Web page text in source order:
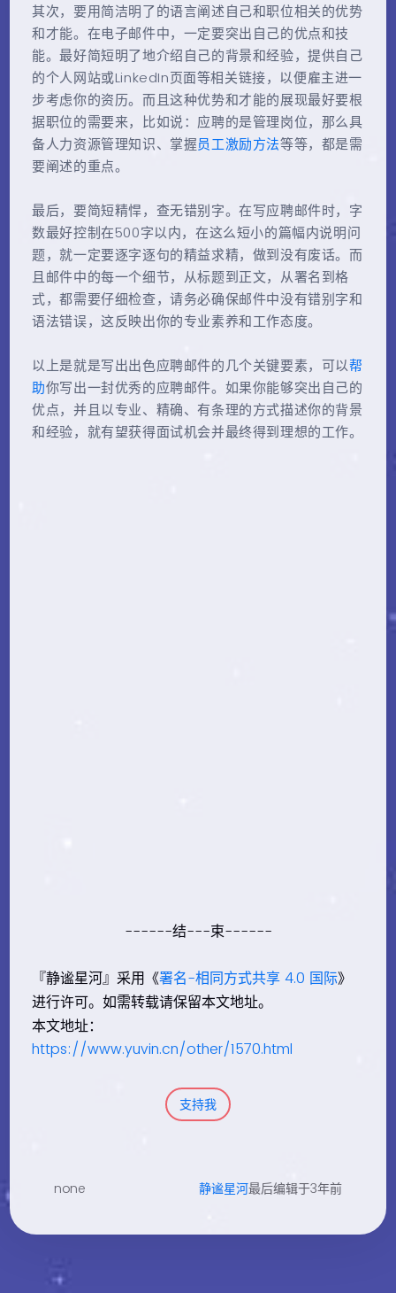
其次，要用简洁明了的语言阐述自己和职位相关的优势
和才能。在电子邮件中，一定要突出自己的优点和技
能。最好简短明了地介绍自己的背景和经验，提供自己
的个人网站或LinkedIn页面等相关链接，以便雇主进一
步考虑你的资历。而且这种优势和才能的展现最好要根
据职位的需要来，比如说：应聘的是管理岗位，那么具
备人力资源管理知识、掌握员工激励方法等等，都是需
要阐述的重点。
最后，要简短精悍，查无错别字。在写应聘邮件时，字
数最好控制在500字以内，在这么短小的篇幅内说明问
题，就一定要逐字逐句的精益求精，做到没有废话。而
且邮件中的每一个细节，从标题到正文，从署名到格
式，都需要仔细检查，请务必确保邮件中没有错别字和
语法错误，这反映出你的专业素养和工作态度。
以上是就是写出出色应聘邮件的几个关键要素，可以帮
助你写出一封优秀的应聘邮件。如果你能够突出自己的
优点，并且以专业、精确、有条理的方式描述你的背景
和经验，就有望获得面试机会并最终得到理想的工作。
------结---束------
『静谧星河』采用《署名-相同方式共享 4.0 国际》
进行许可。如需转载请保留本文地址。
本文地址：
https://www.yuvin.cn/other/1570.html
支持我
none 静谧星河最后编辑于3年前